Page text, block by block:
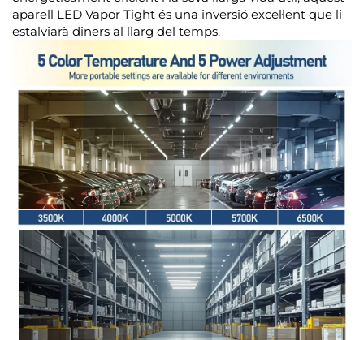
aparell LED Vapor Tight és una inversió excel·lent que li
estalviarà diners al llarg del temps.